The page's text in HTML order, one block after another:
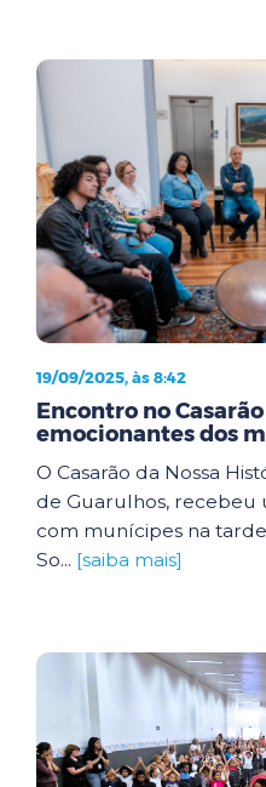
19/09/2025, às 8:42
Encontro no
emocionantes dos
O Casarão da Nossa
de Guarulhos, recebeu
com munícipes na
So... [saiba mais]